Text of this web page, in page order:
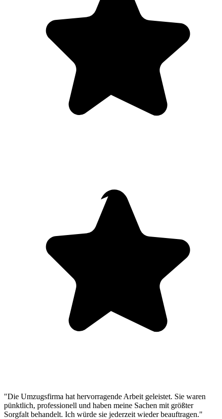
"Die Umzugsfirma hat hervorragende Arbeit geleistet. Sie waren
pünktlich, professionell und haben meine Sachen mit größter
Sorgfalt behandelt. Ich würde sie jederzeit wieder beauftragen."